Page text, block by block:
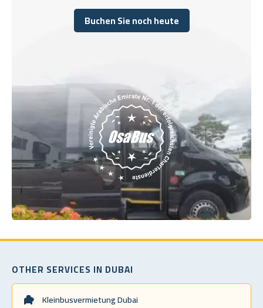
Buchen Sie noch heute
Buchen Sie noch heute
OTHER SERVICES IN DUBAI
Kleinbusvermietung Dubai